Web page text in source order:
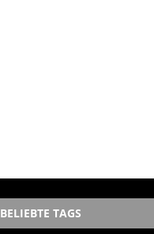
BELIEBTE TAGS